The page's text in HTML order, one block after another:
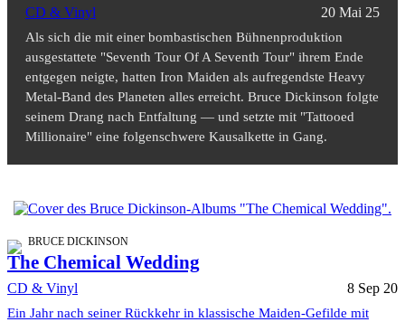
CD & Vinyl 20 Mai 25
Als sich die mit einer bombastischen Bühnenproduktion
ausgestattete "Seventh Tour Of A Seventh Tour" ihrem Ende
entgegen neigte, hatten Iron Maiden als aufregendste Heavy
Metal-Band des Planeten alles erreicht. Bruce Dickinson folgte
seinem Drang nach Entfaltung — und setzte mit "Tattooed
Millionaire" eine folgenschwere Kausalkette in Gang.
BRUCE DICKINSON
The Chemical Wedding
CD & Vinyl 8 Sep 20
Ein Jahr nach seiner Rückkehr in klassische Maiden-Gefilde mit